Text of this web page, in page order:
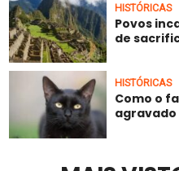
HISTÓRICAS
Povos
de
HISTÓRICAS
Como o
agravado